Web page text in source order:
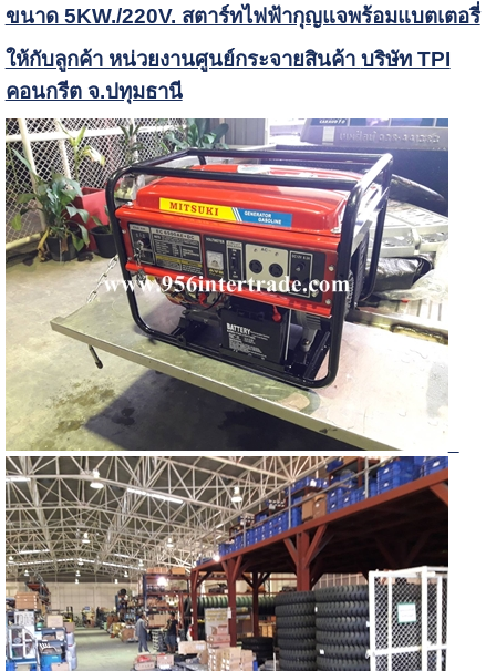
ขนาด 5KW./220V. สตาร์ทไฟฟ้ากุญแจพร้อมแบตเตอรี่
ให้กับลูกค้า หน่วยงานศูนย์กระจายสินค้า บริษัท TPI
คอนกรีต จ.ปทุมธานี